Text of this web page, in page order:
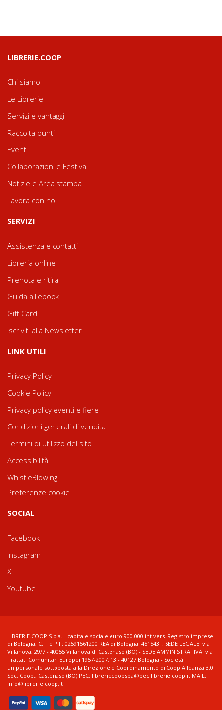
LIBRERIE.COOP
Chi siamo
Le Librerie
Servizi e vantaggi
Raccolta punti
Eventi
Collaborazioni e Festival
Notizie e Area stampa
Lavora con noi
SERVIZI
Assistenza e contatti
Libreria online
Prenota e ritira
Guida all'ebook
Gift Card
Iscriviti alla Newsletter
LINK UTILI
Privacy Policy
Cookie Policy
Privacy policy eventi e fiere
Condizioni generali di vendita
Termini di utilizzo del sito
Accessibilità
WhistleBlowing
Preferenze cookie
SOCIAL
Facebook
Instagram
X
Youtube
LIBRERIE.COOP S.p.a. - capitale sociale euro 900.000 int.vers. Registro imprese
di Bologna, C.F. e P.I.: 02591561200 REA di Bologna: 451543 ; SEDE LEGALE: via
Villanova, 29/7 - 40055 Villanova di Castenaso (BO) - SEDE AMMINISTRATIVA: via
Trattati Comunitari Europei 1957-2007, 13 - 40127 Bologna - Società
unipersonale sottoposta alla Direzione e Coordinamento di Coop Alleanza 3.0
Soc. Coop., Castenaso (BO) PEC: libreriecoopspa@pec.librerie.coop.it MAIL:
info@librerie.coop.it